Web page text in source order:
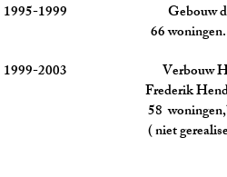
1995-1999 Gebouw de
66 woningen.
1999-2003 Verbouw Hout-
Frederik
58
( niet